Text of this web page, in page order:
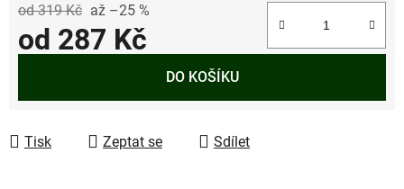
od 319 Kč až –25 %
od 287 Kč
DO KOŠÍKU
Tisk Zeptat se Sdílet